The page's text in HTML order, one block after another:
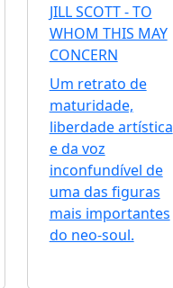
JILL SCOTT - TO
WHOM THIS MAY
CONCERN
Um retrato de
maturidade,
liberdade artística
e da voz
inconfundível de
uma das figuras
mais importantes
do neo-soul.